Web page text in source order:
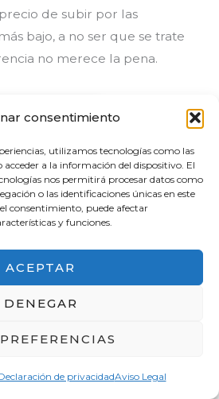
consentimiento
utilizamos tecnologías como las
a la información del dispositivo. El
nos permitirá procesar datos como
o las identificaciones únicas en este
consentimiento, puede afectar
y funciones.
ACEPTAR
DENEGAR
de privacidadAviso Legal
de subir por las
bajo, a no ser que se trate
no merece la pena.
EIFFEL
Eiffel, y en verano podéis